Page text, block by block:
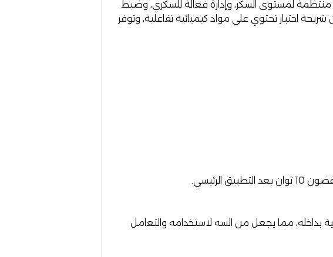
لمستوى السكر، وإدارة فعالة للسكري، وضبط
اختبار تحتوي على مواد كيميائية تفاعلية، وتوفر
بداخله، مما يجعل من السه لاستخدامه والتعامل